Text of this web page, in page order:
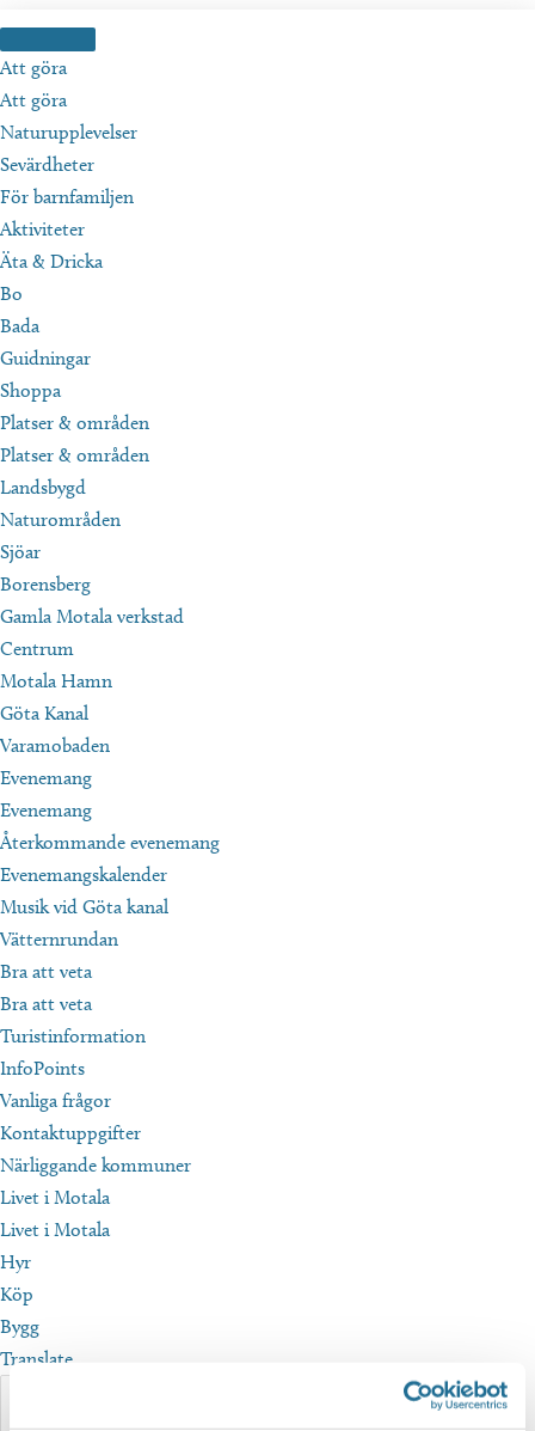
till
innehåll
Att göra
Att göra
Naturupplevelser
Sevärdheter
För barnfamiljen
Aktiviteter
Äta & Dricka
Bo
Bada
Guidningar
Shoppa
Platser & områden
Platser & områden
Landsbygd
Naturområden
Sjöar
Borensberg
Gamla Motala verkstad
Centrum
Motala Hamn
Göta Kanal
Varamobaden
Evenemang
Evenemang
Återkommande evenemang
Evenemangskalender
Musik vid Göta kanal
Vätternrundan
Bra att veta
Bra att veta
Turistinformation
InfoPoints
Vanliga frågor
Kontaktuppgifter
Närliggande kommuner
Livet i Motala
Livet i Motala
Hyr
Köp
Bygg
Translate